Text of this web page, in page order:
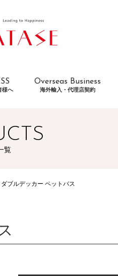
様へ
Overseas Business
海外輸入・代理店契約
覧
ブルデッカー ペットバス